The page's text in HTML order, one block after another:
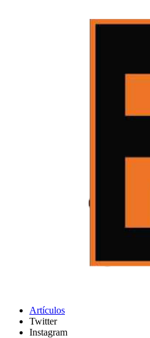
Artículos
Twitter
Instagram